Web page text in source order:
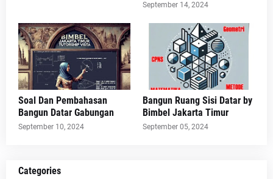
September 14, 2024
Soal Dan Pembahasan
Bangun Datar Gabungan
September 10, 2024
Bangun Ruang Sisi Datar by
Bimbel Jakarta Timur
September 05, 2024
Categories